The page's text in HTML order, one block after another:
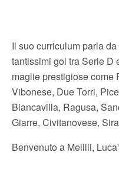
Il suo curriculum parla
tantissimi gol tra Serie D
maglie prestigiose come
Vibonese, Due Torri,
Biancavilla, Ragusa,
Giarre, Civitanovese,
Benvenuto a Melilli,